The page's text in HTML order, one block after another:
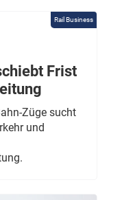
Rail Business
Frist
Züge sucht
und